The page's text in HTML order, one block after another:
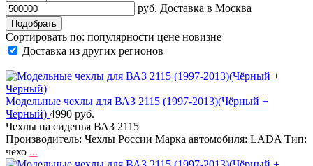
руб. Доставка в Москва
Сортировать по: популярности цене новизне
Доставка из других регионов
Модельные чехлы для ВАЗ 2115 (1997-2013)(Чёрный +
Черный) 4990 руб.
Чехлы на сиденья ВАЗ 2115
Производитель: Чехлы России Марка автомобиля: LADA Тип:
чехо ...